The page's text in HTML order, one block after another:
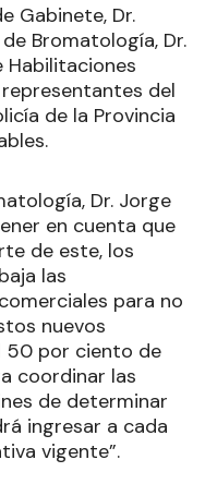
Gabinete, Dr.
Bromatología, Dr.
Habilitaciones
del
de la Provincia
Dr. Jorge
en cuenta que
de este, los
las
para no
nuevos
50 por ciento de
coordinar las
de determinar
ingresar a cada
vigente”.